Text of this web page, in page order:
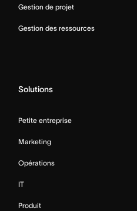
Gestion de projet
Gestion des ressources
Solutions
Petite entreprise
Marketing
Opérations
IT
Produit